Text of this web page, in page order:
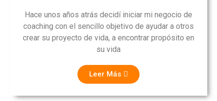
Hace unos años atrás decidí iniciar mi negocio de
coaching con el sencillo objetivo de ayudar a otros
crear su proyecto de vida, a encontrar propósito en
su vida
Leer Más